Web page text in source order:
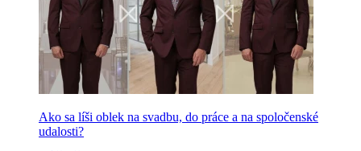
Ako sa líši oblek na svadbu, do práce a na spoločenské
udalosti?